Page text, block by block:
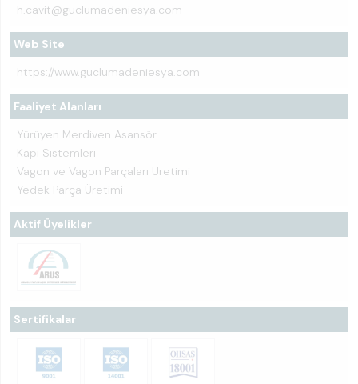
h.cavit@guclumadeniesya.com
Web Site
https://www.guclumadeniesya.com
Faaliyet Alanları
Yürüyen Merdiven Asansör
Kapı Sistemleri
Vagon ve Vagon Parçaları Üretimi
Yedek Parça Üretimi
Aktif Üyelikler
Sertifikalar